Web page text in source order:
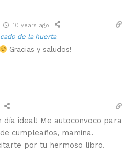
10 years ago
de la huerta
Gracias y saludos!
ideal! Me autoconvoco para
cumpleaños, mamina.
por tu hermoso libro.